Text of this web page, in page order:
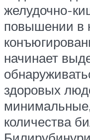
желудочно-
повышении в
начинает
здоровых
количества